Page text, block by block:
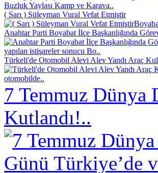
Buzluk Yaylası Kamp ve Karava..
( Sarı ) Süleyman Vural Vefat Etmiştir
Anahtar Parti Boyabat İlçe Başkanlığında
yapılan istişareler sonucu Bo..
Türkeli'de Otomobil Alevi Alev Yandı Araç
otomobilde..
7 Temmuz Dünya
Kutlandı!..